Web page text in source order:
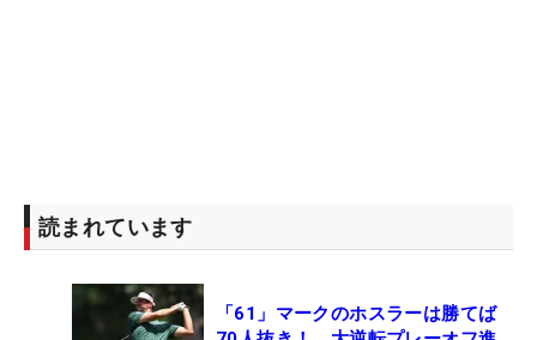
読まれています
「61」マークのホスラーは勝てば